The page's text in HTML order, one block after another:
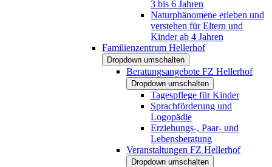
3 bis 6 Jahren
Naturphänomene erleben und
verstehen für Eltern und
Kinder ab 4 Jahren
Familienzentrum Hellerhof
Dropdown umschalten
Beratungsangebote FZ Hellerhof
Dropdown umschalten
Tagespflege für Kinder
Sprachförderung und
Logopädie
Erziehungs-, Paar- und
Lebensberatung
Veranstaltungen FZ Hellerhof
Dropdown umschalten